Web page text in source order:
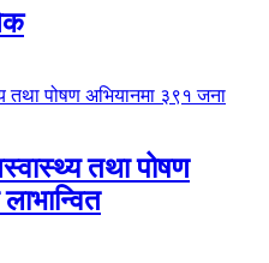
तथा पोषण